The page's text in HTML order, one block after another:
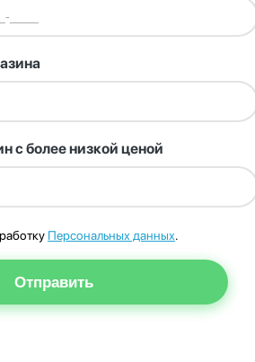
с более низкой ценой
Персональных данных.
Отправить